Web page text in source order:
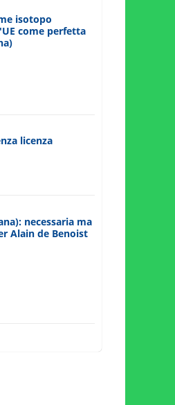
isotopo
come perfetta
licenza
necessaria ma
Alain de Benoist